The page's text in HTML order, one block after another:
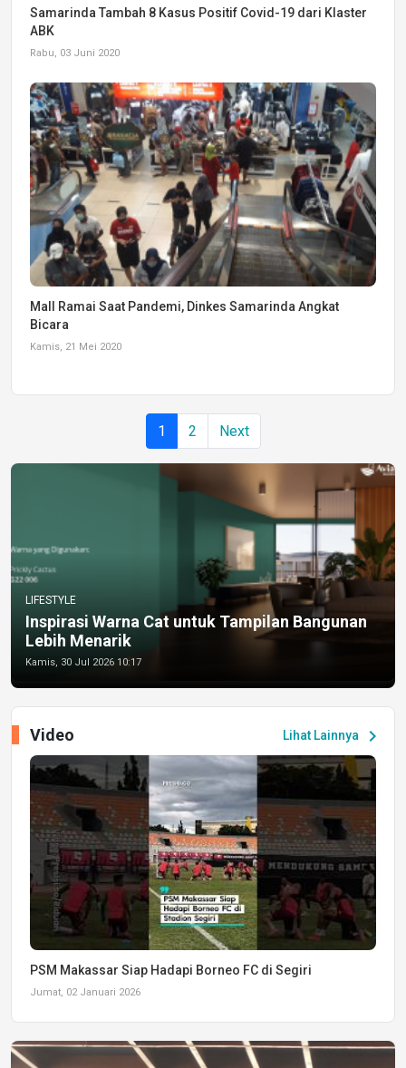
Samarinda Tambah 8 Kasus Positif Covid-19 dari Klaster
ABK
Rabu, 03 Juni 2020
Mall Ramai Saat Pandemi, Dinkes Samarinda Angkat
Bicara
Kamis, 21 Mei 2020
1 2 Next
LIFESTYLE
Inspirasi Warna Cat untuk Tampilan Bangunan
Lebih Menarik
Kamis, 30 Jul 2026 10:17
Lihat Lainnya chevron_right
Video
PSM Makassar Siap Hadapi Borneo FC di Segiri
Jumat, 02 Januari 2026